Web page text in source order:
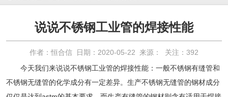
说说不锈钢工业管的焊接性能
作者：恒合信 日期：2020-05-22 来源： 关注： 392
今天我们来说说不锈钢工业管的焊接性能：一般不锈钢有缝管和
不锈钢无缝管的化学成分有一定差异。生产不锈钢无缝管的钢材成分